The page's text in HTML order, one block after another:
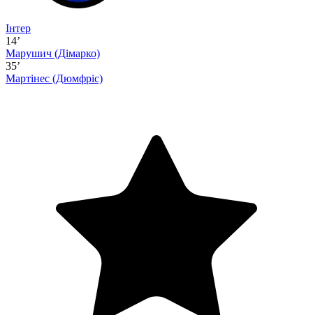
Інтер
14’
Марушич (Дімарко)
35’
Мартінес (Дюмфріс)